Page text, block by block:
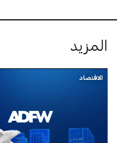
المزيد
الاقتصاد